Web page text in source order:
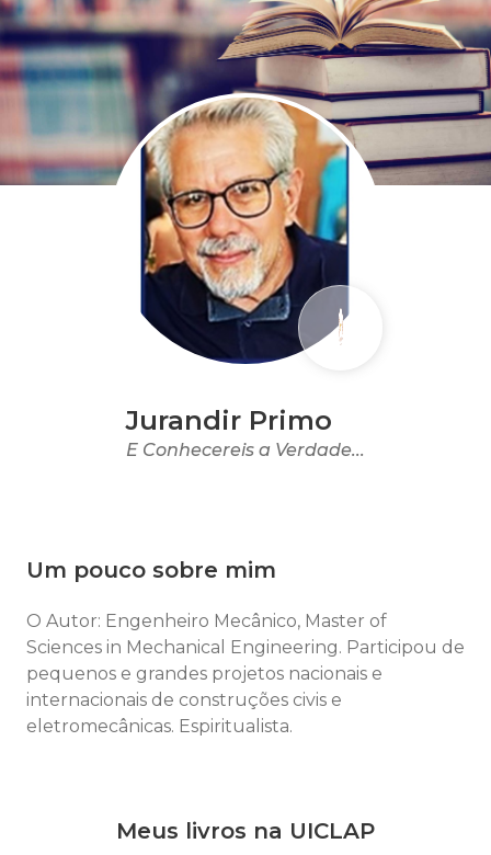
Jurandir Primo
E Conhecereis a Verdade...
Um pouco sobre mim
O Autor: Engenheiro Mecânico, Master of
Sciences in Mechanical Engineering. Participou de
pequenos e grandes projetos nacionais e
internacionais de construções civis e
eletromecânicas. Espiritualista.
Meus livros na UICLAP